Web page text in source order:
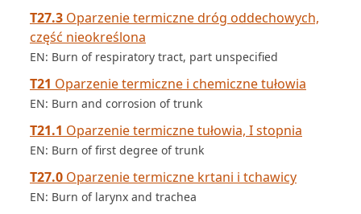
T27.3 Oparzenie termiczne dróg oddechowych,
część nieokreślona
EN: Burn of respiratory tract, part unspecified
T21 Oparzenie termiczne i chemiczne tułowia
EN: Burn and corrosion of trunk
T21.1 Oparzenie termiczne tułowia, I stopnia
EN: Burn of first degree of trunk
T27.0 Oparzenie termiczne krtani i tchawicy
EN: Burn of larynx and trachea